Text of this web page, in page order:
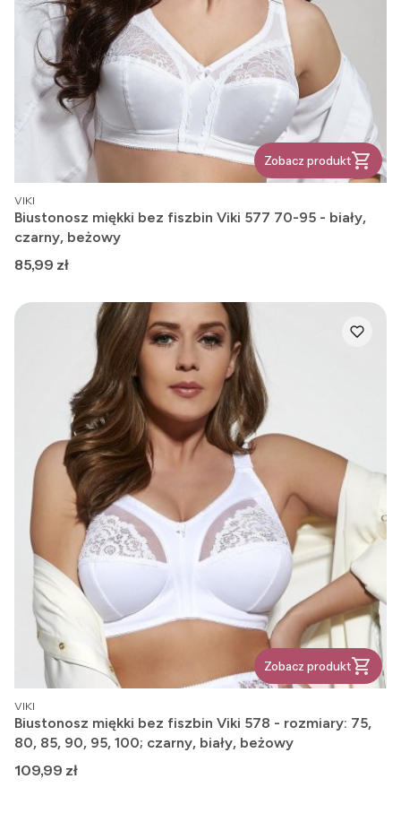
Zobacz produkt
PRODUCENT
VIKI
Biustonosz miękki bez fiszbin Viki 577 70-95 - biały,
czarny, beżowy
Cena
85,99 zł
Zobacz produkt
PRODUCENT
VIKI
Biustonosz miękki bez fiszbin Viki 578 - rozmiary: 75,
80, 85, 90, 95, 100; czarny, biały, beżowy
Cena
109,99 zł